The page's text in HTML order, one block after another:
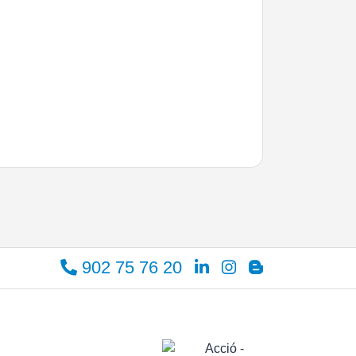
902 75 76 20